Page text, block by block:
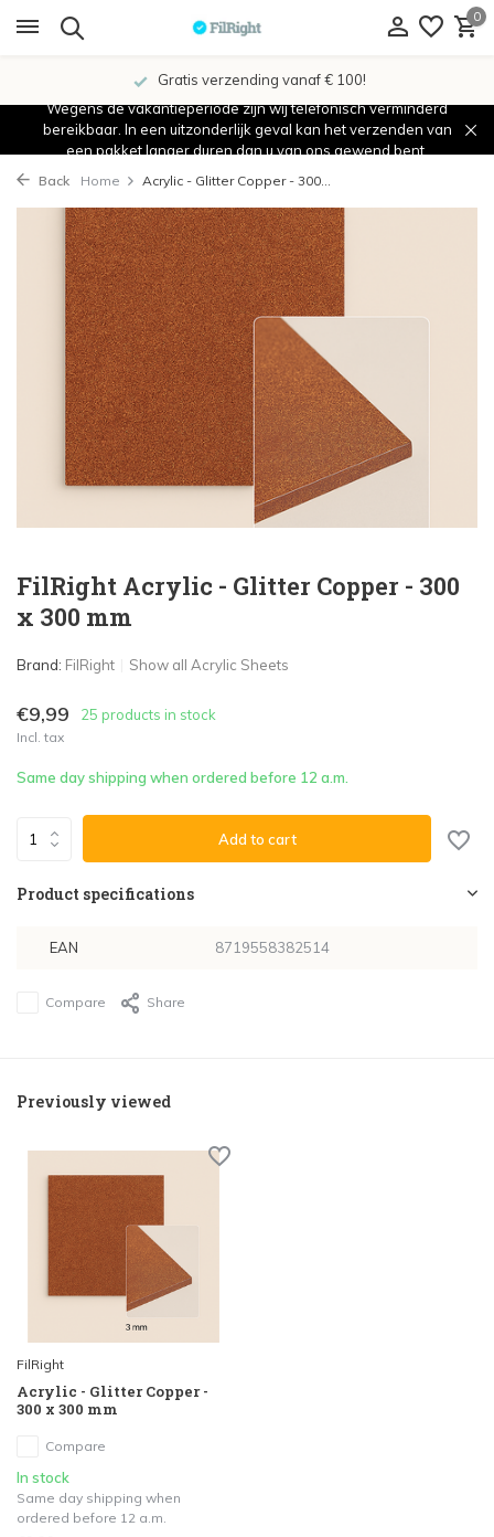
0
Gratis verzending vanaf € 100!
Wegens de vakantieperiode zijn wij telefonisch verminderd
bereikbaar. In een uitzonderlijk geval kan het verzenden van
een pakket langer duren dan u van ons gewend bent.
Back Home Acrylic - Glitter Copper - 300...
FilRight Acrylic - Glitter Copper - 300
x 300 mm
Brand: FilRight Show all Acrylic Sheets
€9,99 25 products in stock
Incl. tax
Same day shipping when ordered before 12 a.m.
Add to cart
Product specifications
EAN 8719558382514
Compare Share
Previously viewed
FilRight
Acrylic - Glitter Copper -
300 x 300 mm
Compare
In stock
Same day shipping when
ordered before 12 a.m.